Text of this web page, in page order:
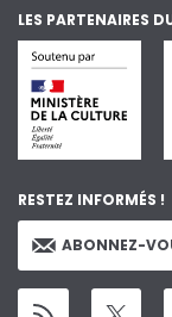
LES PARTENAIRES
RESTEZ INFORMÉS !
ABONNEZ-